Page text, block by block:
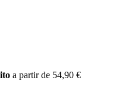
a partir de 54,90 €